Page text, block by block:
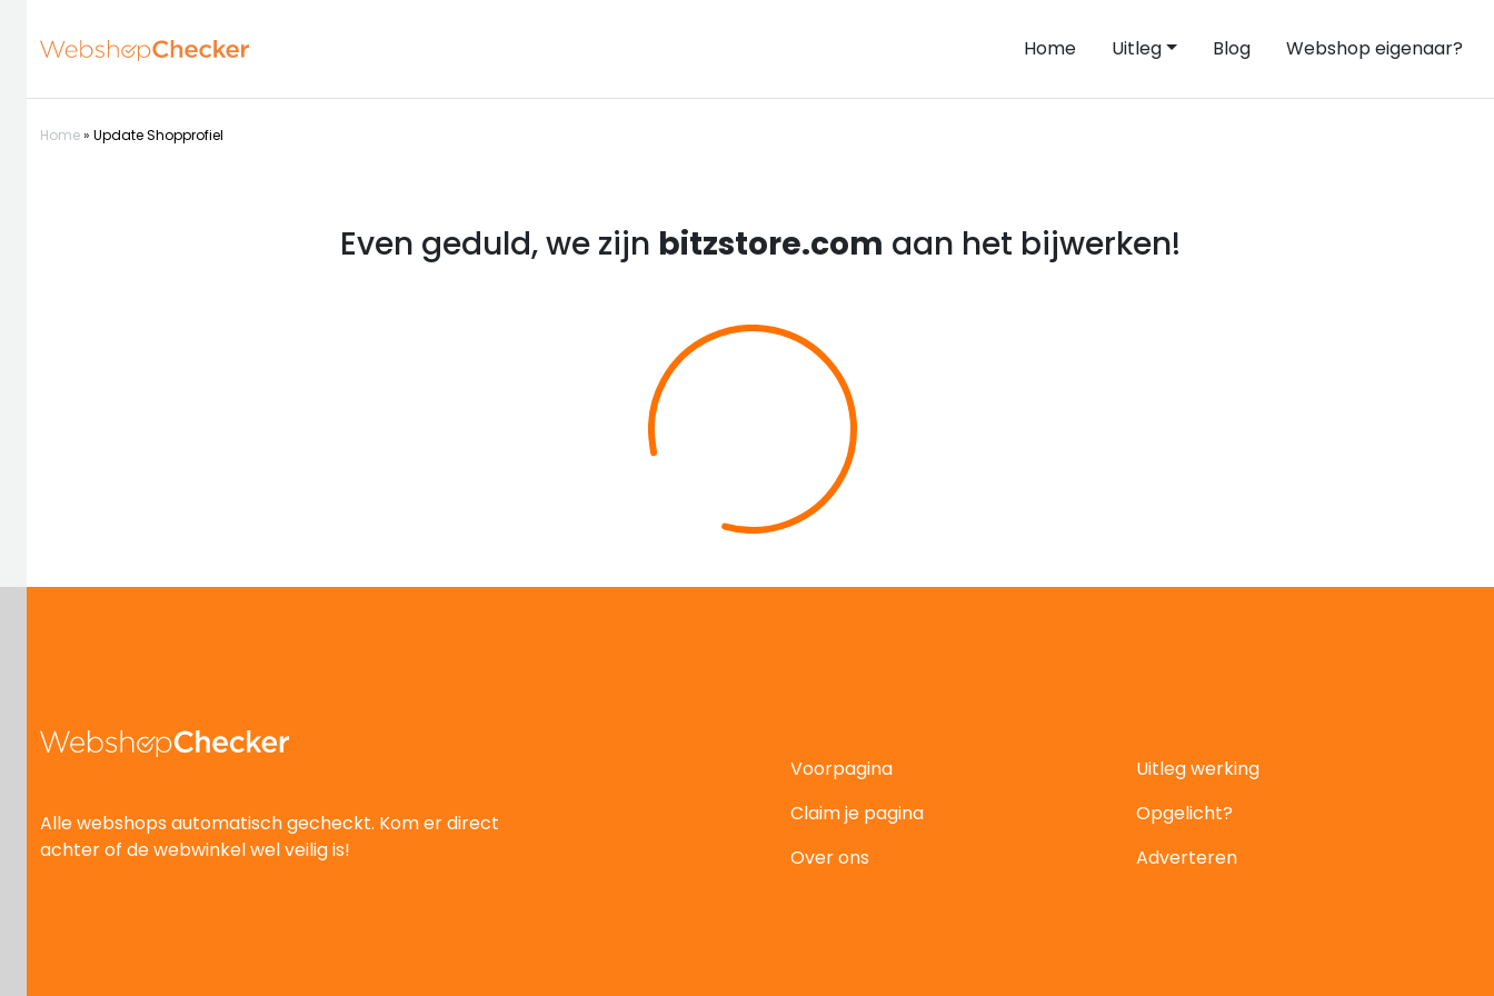
Home Uitleg Blog Webshop eigenaar?
Home» Update Shopprofiel
Even geduld, we zijn bitzstore.com aan het bijwerken!
Alle webshops automatisch gecheckt. Kom er direct
achter of de webwinkel wel veilig is!
Voorpagina
Uitleg werking
Claim je pagina
Opgelicht?
Over ons
Adverteren